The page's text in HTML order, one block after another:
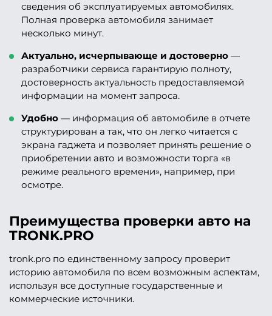
сведения об эксплуатируемых автомобилях.
Полная проверка автомобиля занимает
несколько минут.
Актуально, исчерпывающе и достоверно —
разработчики сервиса гарантирую полноту,
достоверность актуальность предоставляемой
информации на момент запроса.
Удобно — информация об автомобиле в отчете
структурирован а так, что он легко читается с
экрана гаджета и позволяет принять решение о
приобретении авто и возможности торга «в
режиме реального времени», например, при
осмотре.
Преимущества проверки авто на
TRONK.PRO
tronk.pro по единственному запросу проверит
историю автомобиля по всем возможным аспектам,
используя все доступные государственные и
коммерческие источники.